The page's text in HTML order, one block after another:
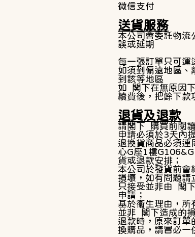
微信支付
送貨服務
本公司會委託物流
誤或延期
每一張訂單只可運
如須到偏遠地區、
到該等地區
如 閣下在無原因
續費後，把餘下款
退貨及退款
請閣下 購買前閱
申請必須於3天內
退換貨商品必須連
心G座1樓
貨或退款安排；
本公司於發貨前會
損壞，如有問題請
只接受並非由 閣
申請；
基於衞生理由，所
並非 閣下造成的
退款時，原來訂單
換購品，請冒必一